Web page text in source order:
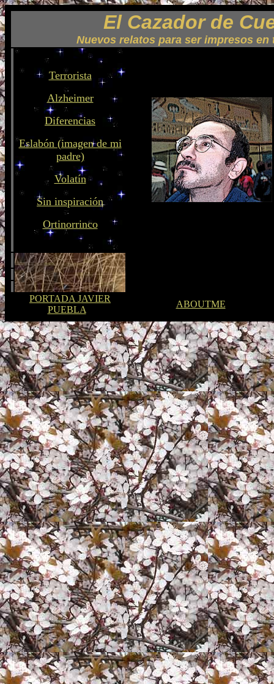
El Cazador de
Nuevos relatos para ser impresos en
Terrorista
Alzheimer
Diferencias
Eslabón (imagen de mi
padre)
Volatín
Sin inspiración
Ortinorrinco
PORTADA JAVIER
PUEBLA
ABOUTME